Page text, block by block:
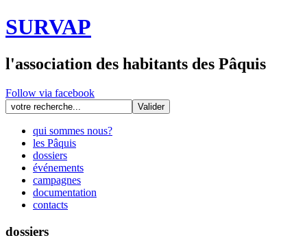
SURVAP
l'association des habitants des Pâquis
Follow via facebook
qui sommes nous?
les Pâquis
dossiers
événements
campagnes
documentation
contacts
dossiers